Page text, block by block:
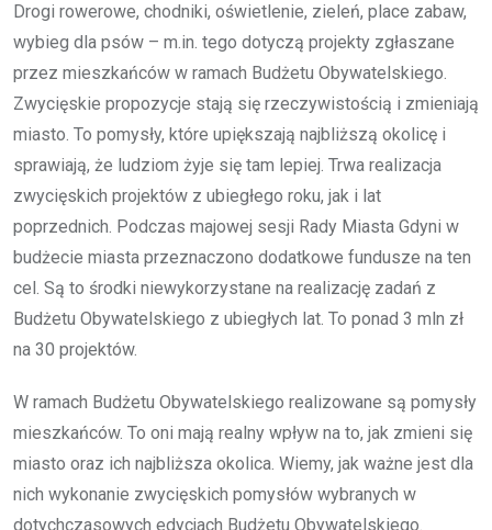
Drogi rowerowe, chodniki, oświetlenie, zieleń, place zabaw,
wybieg dla psów – m.in. tego dotyczą projekty zgłaszane
przez mieszkańców w ramach Budżetu Obywatelskiego.
Zwycięskie propozycje stają się rzeczywistością i zmieniają
miasto. To pomysły, które upiększają najbliższą okolicę i
sprawiają, że ludziom żyje się tam lepiej. Trwa realizacja
zwycięskich projektów z ubiegłego roku, jak i lat
poprzednich. Podczas majowej sesji Rady Miasta Gdyni w
budżecie miasta przeznaczono dodatkowe fundusze na ten
cel. Są to środki niewykorzystane na realizację zadań z
Budżetu Obywatelskiego z ubiegłych lat. To ponad 3 mln zł
na 30 projektów.
W ramach Budżetu Obywatelskiego realizowane są pomysły
mieszkańców. To oni mają realny wpływ na to, jak zmieni się
miasto oraz ich najbliższa okolica. Wiemy, jak ważne jest dla
nich wykonanie zwycięskich pomysłów wybranych w
dotychczasowych edycjach Budżetu Obywatelskiego.